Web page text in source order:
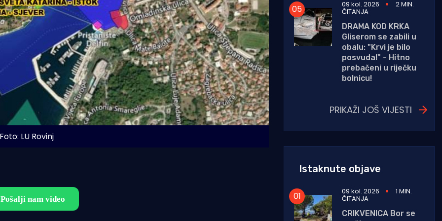
LU Rovinj
09 kol. 2026 2 MIN.
ČITANJA
DRAMA KOD KRKA
Gliserom se zabili u
obalu: "Krvi je bilo
posvuda!" - Hitno
prebačeni u riječku
bolnicu!
PRIKAŽI JOŠ VIJESTI
Istaknute objave
09 kol. 2026 1 MIN.
ČITANJA
CRIKVENICA Bor se